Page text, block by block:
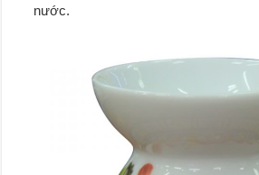
nước.